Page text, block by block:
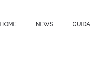
HOME NEWS GUIDA